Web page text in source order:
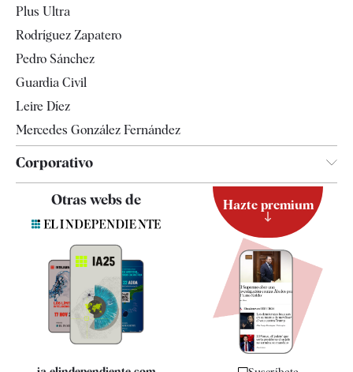
Televisión
Plus Ultra
Rodríguez Zapatero
Pedro Sánchez
Guardia Civil
Leire Díez
Mercedes González Fernández
Corporativo
Contacto
Quiénes somos
Especificaciones
Otras webs de Hazte premium